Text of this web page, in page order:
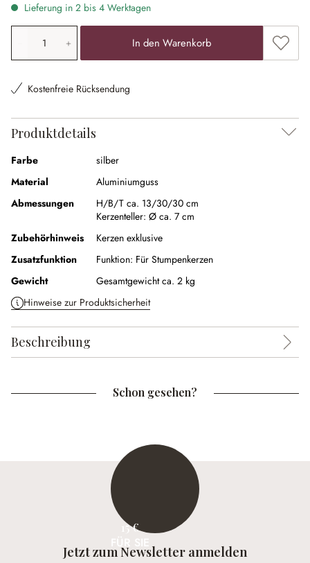
Lieferung in 2 bis 4 Werktagen
Produkt Anzahl: Gib den gewünschten Wert ein oder
In den Warenkorb Zum
Kostenfreie Rücksendung
Produktdetails
Farbe
silber
Material
Aluminiumguss
Abmessungen
H/B/T ca. 13/30/30 cm
Kerzenteller: Ø ca. 7 cm
Zubehörhinweis
Kerzen exklusive
Zusatzfunktion
Funktion: Für Stumpenkerzen
Gewicht
Gesamtgewicht ca. 2 kg
Hinweise zur Produktsicherheit
Beschreibung
Schon gesehen?
15 €
Jetzt zum Newsletter anmelden